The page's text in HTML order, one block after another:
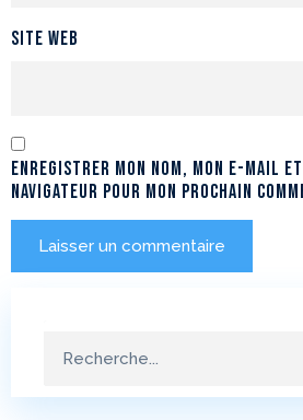
Site web
Enregistrer mon nom, mon e-mail
navigateur pour mon prochain